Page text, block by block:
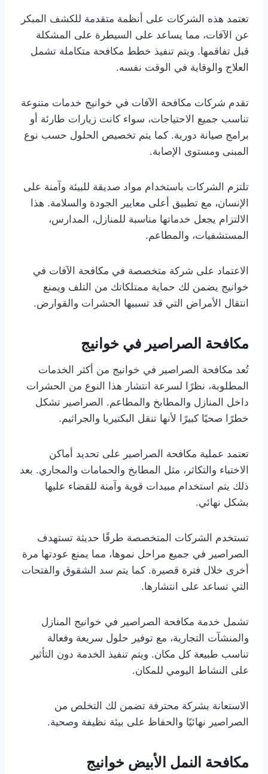
تعتمد هذه الشركات على أنظمة متقدمة للكشف المبكر
عن الآفات، مما يساعد على السيطرة على المشكلة
قبل تفاقمها. ويتم تنفيذ خطط مكافحة متكاملة تشمل
العلاج والوقاية في الوقت نفسه.
تقدم شركات مكافحة الآفات في خوانيج خدمات متنوعة
تناسب جميع الاحتياجات، سواء كانت زيارات طارئة أو
برامج صيانة دورية. كما يتم تخصيص الحلول حسب نوع
المبنى ومستوى الإصابة.
تلتزم الشركات باستخدام مواد صديقة للبيئة وآمنة على
الإنسان، مع تطبيق أعلى معايير الجودة والسلامة. هذا
الالتزام يجعل خدماتها مناسبة للمنازل، المدارس،
المستشفيات، والمطاعم.
الاعتماد على شركة متخصصة في مكافحة الآفات في
خوانيج يضمن لك حماية ممتلكاتك من التلف ويمنع
انتقال الأمراض التي قد تسببها الحشرات والقوارض.
مكافحة الصراصير في خوانيج
تُعد مكافحة الصراصير في خوانيج من أكثر الخدمات
المطلوبة، نظرًا لسرعة انتشار هذا النوع من الحشرات
داخل المنازل والمطابخ والمطاعم. الصراصير تشكل
خطرًا صحيًا كبيرًا لأنها تنقل البكتيريا والجراثيم.
تعتمد عملية مكافحة الصراصير على تحديد أماكن
الاختباء والتكاثر، مثل المطابخ والحمامات والمجاري. بعد
ذلك يتم استخدام مبيدات قوية وآمنة للقضاء عليها
بشكل نهائي.
تستخدم الشركات المتخصصة طرقًا حديثة تستهدف
الصراصير في جميع مراحل نموها، مما يمنع عودتها مرة
أخرى خلال فترة قصيرة. كما يتم سد الشقوق والفتحات
التي تساعد على انتشارها.
تشمل خدمة مكافحة الصراصير في خوانيج المنازل
والمنشآت التجارية، مع توفير حلول سريعة وفعالة
تناسب طبيعة كل مكان. ويتم تنفيذ الخدمة دون التأثير
على النشاط اليومي للمكان.
الاستعانة بشركة محترفة تضمن لك التخلص من
الصراصير نهائيًا والحفاظ على بيئة نظيفة وصحية.
مكافحة النمل الأبيض خوانيج